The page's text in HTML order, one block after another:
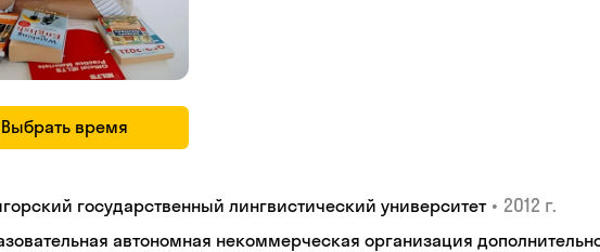
Выбрать время
государственный лингвистический университет • 2012 г.
автономная некоммерческая организация